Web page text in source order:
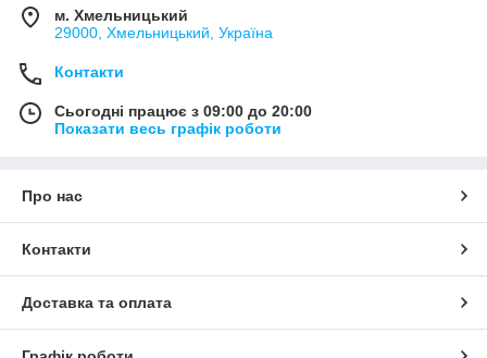
м. Хмельницький
29000, Хмельницький, Україна
Контакти
Сьогодні працює з 09:00 до 20:00
Показати весь графік роботи
Про нас
Контакти
Доставка та оплата